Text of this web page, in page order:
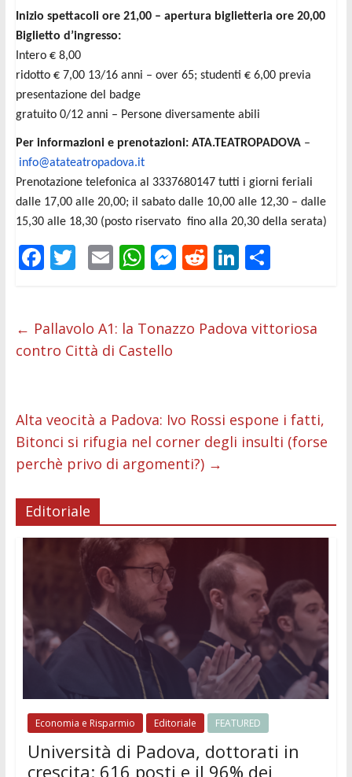
Inizio spettacoli ore 21,00 – apertura biglietteria ore 20,00
Biglietto d’ingresso:
Intero € 8,00
ridotto € 7,00 13/16 anni – over 65; studenti € 6,00 previa
presentazione del badge
gratuito 0/12 anni – Persone diversamente abili
Per informazioni e prenotazioni: ATA.TEATROPADOVA–
info@atateatropadova.it
Prenotazione telefonica al 3337680147 tutti i giorni feriali
dalle 17,00 alle 20,00; il sabato dalle 10,00 alle 12,30 – dalle
15,30 alle 18,30 (posto riservato fino alla 20,30 della serata)
F
b
o
k
T
er
E
l
W
s
A
p
M
e
er
R
di
Li
e
C
di
← Pallavolo A1: la Tonazzo Padova vittoriosa
contro Città di Castello
Alta veocità a Padova: Ivo Rossi espone i fatti,
Bitonci si rifugia nel corner degli insulti (forse
perchè privo di argomenti?) →
Editoriale
Economia e Risparmio Editoriale FEATURED
Università di Padova, dottorati in
crescita: 616 posti e il 96% dei